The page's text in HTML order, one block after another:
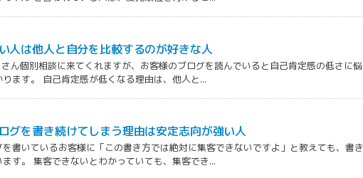
人は他人と自分を比較するのが好きな人
ん個別相談に来てくれますが、お客様のブログを読んでいると自己肯定感の低さに悩
ます。 自己肯定感が低くなる理由は、他人と...
グを書き続けてしまう理由は安定志向が強い人
書いているお客様に「この書き方では絶対に集客できないですよ」と教えても、書き
す。 集客できないとわかっていても、集客でき...